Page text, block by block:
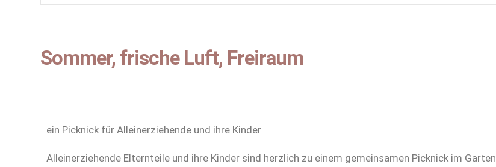
Sommer, frische Luft, Freiraum
ein Picknick für Alleinerziehende und ihre Kinder
Alleinerziehende Elternteile und ihre Kinder sind herzlich zu einem gemeinsamen Picknick im Garten